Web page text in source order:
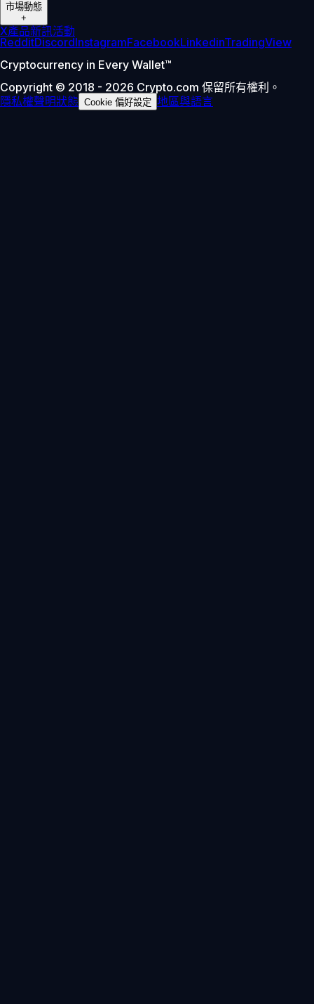
市場動態
+
X產品新訊活動
RedditDiscordInstagramFacebookLinkedinTradingView
Cryptocurrency in Every Wallet™
Copyright © 2018 - 2026 Crypto.com 保留所有權利。
隱私權聲明狀態 Cookie 偏好設定 地區與語言